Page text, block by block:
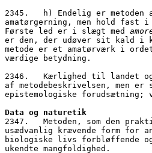
2345.   h) Endelig er metoden
amatørgerning, men hold fast
Første led er i slægt med
er den, der udøver sit kald i
metode er et amatørværk i
værdige betydning.
2346.   Kærlighed til landet
af metodebeskrivelsen, men er
epistemologiske
Data og naturetik
2347.   Metoden, som den
usædvanlig krævende form for
biologiske livs forbløffende
ukendte mangfoldighed.